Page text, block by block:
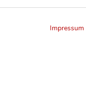
Impressum